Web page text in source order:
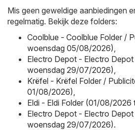
Mis geen geweldige aanbiedingen
regelmatig. Bekijk deze folders:
Coolblue - Coolblue Folder /
woensdag 05/08/2026)
Electro Depot - Electro
woensdag 29/07/2026)
Krëfel - Krëfel Folder /
01/08/2026)
Eldi - Eldi Folder (01/08/
Electro Depot - Electro
woensdag 29/07/2026).